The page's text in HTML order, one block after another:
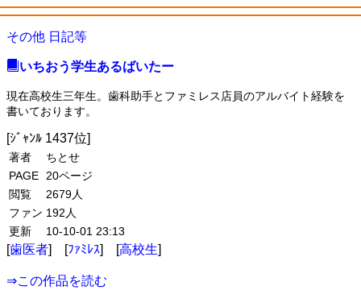
その他 日記等
いちおう学生あるばいたー
現在高校生三年生。歯科助手とファミレス店員のアルバイト経験を
書いております。
[ｼﾞｬﾝﾙ 1437位]
著者
ちとせ
PAGE 20ページ
閲覧
2679人
ファン 192人
更新
10-10-01 23:13
[歯医者] [ﾌｧﾐﾚｽ] [高校生]
⇒この作品を読む